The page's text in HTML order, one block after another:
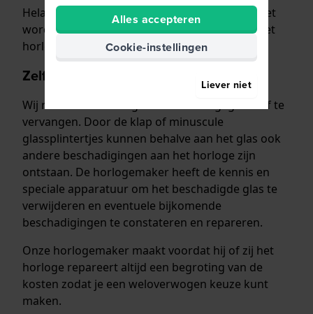
Helaas kan een gebroken of gebarsten glas niet
worden gerepareerd. De horlogemaker kan het
horlogeglas wel vervangen.
Zelf horlogeglas vervangen
Wij raden af om een gebroken horlogeglas zelf te
vervangen. Door de klap of minuscule
glassplintertjes kunnen behalve aan het glas ook
andere beschadigingen aan het horloge zijn
ontstaan. De horlogemaker heeft de kennis en
speciale apparatuur om het beschadigde glas te
verwijderen en eventuele bijkomende
beschadigingen te constateren en repareren.
Onze horlogemaker maakt voordat hij of zij het
horloge repareert altijd een begroting van de
kosten zodat je een weloverwogen keuze kunt
maken.
Alles accepteren
Cookie-instellingen
Liever niet